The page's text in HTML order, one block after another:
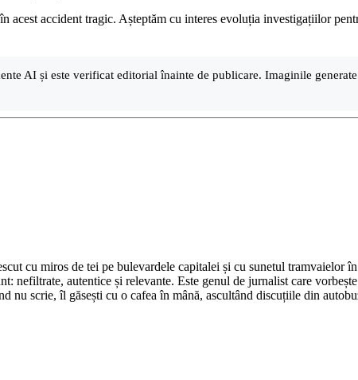
accident tragic. Așteptăm cu interes evoluția investigațiilor
AI și este verificat editorial înainte de publicare. Imaginile
cu miros de tei pe bulevardele capitalei și cu sunetul tramvaielor
nefiltrate, autentice și relevante. Este genul de jurnalist care
scrie, îl găsești cu o cafea în mână, ascultând discuțiile din